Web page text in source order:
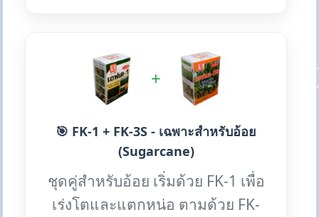
+
🎯 FK-1 + FK-3S - เฉพาะสำหรับอ้อย
(Sugarcane)
ชุดคู่สำหรับอ้อย เริ่มด้วย FK-1 เพื่อ
เร่งโตและแตกหน่อ ตามด้วย FK-